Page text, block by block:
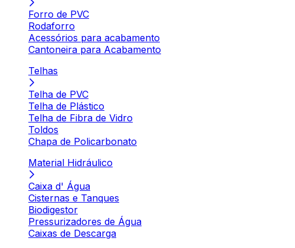
Forro de PVC
Rodaforro
Acessórios para acabamento
Cantoneira para Acabamento
Telhas
Telha de PVC
Telha de Plástico
Telha de Fibra de Vidro
Toldos
Chapa de Policarbonato
Material Hidráulico
Caixa d' Água
Cisternas e Tanques
Biodigestor
Pressurizadores de Água
Caixas de Descarga